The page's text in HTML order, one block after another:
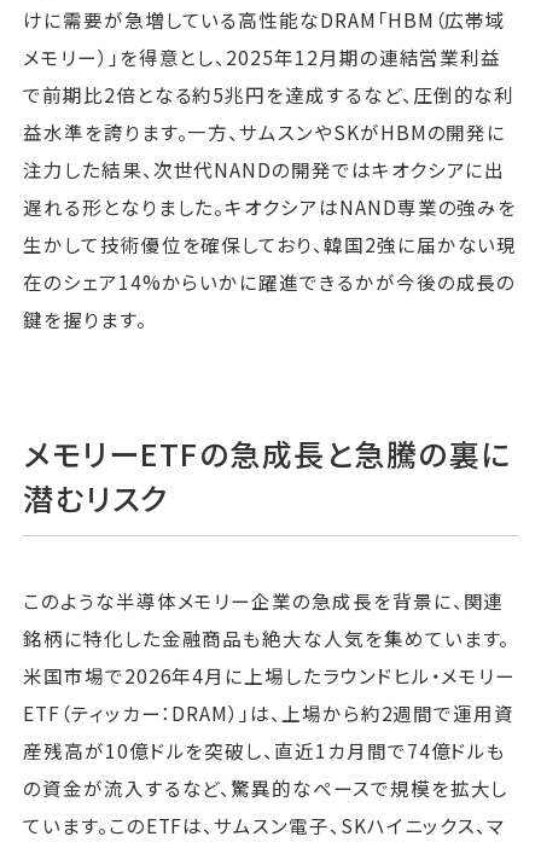
けに需要が急増している高性能なDRAM「HBM（広帯域
メモリー）」を得意とし、2025年12月期の連結営業利益
で前期比2倍となる約5兆円を達成するなど、圧倒的な利
益水準を誇ります。一方、サムスンやSKがHBMの開発に
注力した結果、次世代NANDの開発ではキオクシアに出
遅れる形となりました。キオクシアはNAND専業の強みを
生かして技術優位を確保しており、韓国2強に届かない現
在のシェア14%からいかに躍進できるかが今後の成長の
鍵を握ります。
メモリーETFの急成長と急騰の裏に
潜むリスク
このような半導体メモリー企業の急成長を背景に、関連
銘柄に特化した金融商品も絶大な人気を集めています。
米国市場で2026年4月に上場したラウンドヒル・メモリー
ETF（ティッカー：DRAM）」は、上場から約2週間で運用資
産残高が10億ドルを突破し、直近1カ月間で74億ドルも
の資金が流入するなど、驚異的なペースで規模を拡大し
ています。このETFは、サムスン電子、SKハイニックス、マ